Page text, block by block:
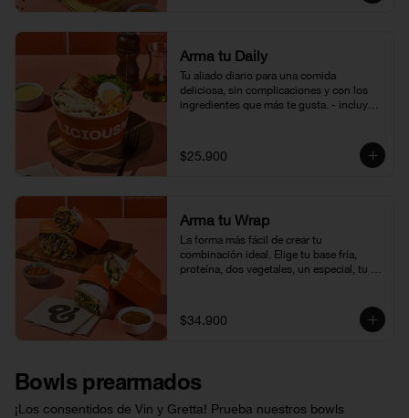
Arma tu Daily
Tu aliado diario para una comida
deliciosa, sin complicaciones y con los
ingredientes que más te gusta. - incluye
$25.900
Arma tu Wrap
La forma más fácil de crear tu
combinación ideal. Elige tu base fría,
proteína, dos vegetales, un especial, tu
y disfruta tu creación! (450gr aprox.)
$34.900
Bowls prearmados
¡Los consentidos de Vin y Gretta! Prueba nuestros bowls